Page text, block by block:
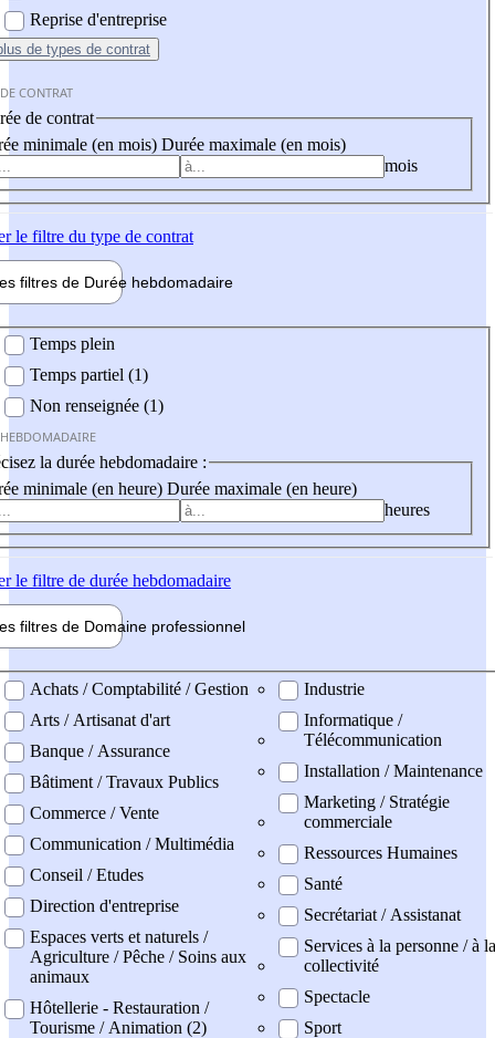
Reprise d'entreprise
de types de contrat
CONTRAT
de contrat
minimale (en mois) Durée maximale (en mois)
mois
le filtre du type de contrat
filtres de Durée hebdomadaire
Temps plein
Temps partiel (1)
Non renseignée (1)
la durée hebdomadaire :
minimale (en heure) Durée maximale (en heure)
heures
le filtre de durée hebdomadaire
filtres de Domaine professionnel
professionel
Achats / Comptabilité / Gestion
Arts / Artisanat d'art
Banque / Assurance
Bâtiment / Travaux Publics
Commerce / Vente
Communication / Multimédia
Conseil / Etudes
Direction d'entreprise
Espaces verts et naturels /
Agriculture / Pêche / Soins aux
animaux
Hôtellerie - Restauration /
Tourisme / Animation (2)
Industrie
Informatique /
Télécommunication
Installation / Maintenance
Marketing / Stratégie
commerciale
Ressources Humaines
Santé
Secrétariat / Assistanat
Services à la personne / à la
collectivité
Spectacle
Sport